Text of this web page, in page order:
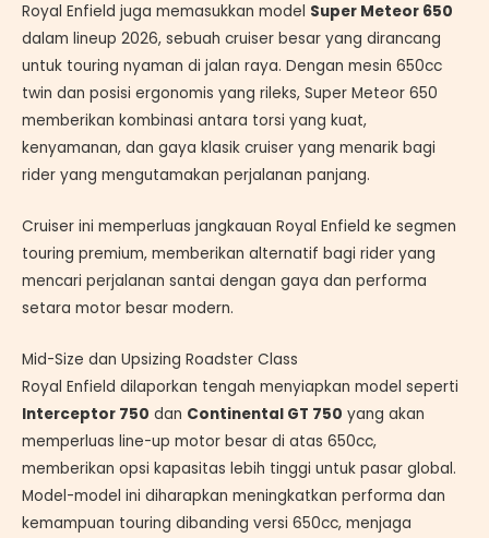
Royal Enfield juga memasukkan model Super Meteor 650
dalam lineup 2026, sebuah cruiser besar yang dirancang
untuk touring nyaman di jalan raya. Dengan mesin 650cc
twin dan posisi ergonomis yang rileks, Super Meteor 650
memberikan kombinasi antara torsi yang kuat,
kenyamanan, dan gaya klasik cruiser yang menarik bagi
rider yang mengutamakan perjalanan panjang.
Cruiser ini memperluas jangkauan Royal Enfield ke segmen
touring premium, memberikan alternatif bagi rider yang
mencari perjalanan santai dengan gaya dan performa
setara motor besar modern.
Mid-Size dan Upsizing Roadster Class
Royal Enfield dilaporkan tengah menyiapkan model seperti
Interceptor 750 dan Continental GT 750 yang akan
memperluas line-up motor besar di atas 650cc,
memberikan opsi kapasitas lebih tinggi untuk pasar global.
Model-model ini diharapkan meningkatkan performa dan
kemampuan touring dibanding versi 650cc, menjaga